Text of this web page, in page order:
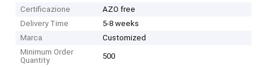
Certificazione
AZO free
Delivery Time
5-8 weeks
Marca
Customized
Minimum Order
Quantity
500